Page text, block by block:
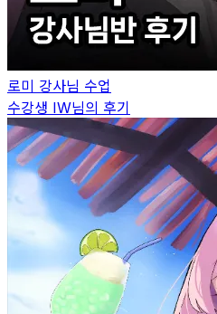
로미 강사님 수업
수강생 IW님의 후기